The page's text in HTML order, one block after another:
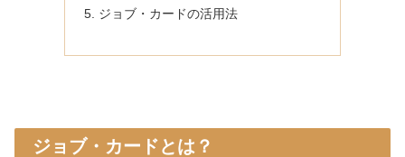
ジョブ・カードの活用法
ジョブ・カードとは？